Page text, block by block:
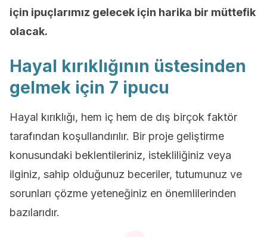
için ipuçlarımız gelecek için harika bir müttefik
olacak.
Hayal kırıklığının üstesinden
gelmek için 7 ipucu
Hayal kırıklığı, hem iç hem de dış birçok faktör
tarafından koşullandırılır. Bir proje geliştirme
konusundaki beklentileriniz, istekliliğiniz veya
ilginiz, sahip olduğunuz beceriler, tutumunuz ve
sorunları çözme yeteneğiniz en önemlilerinden
bazılarıdır.